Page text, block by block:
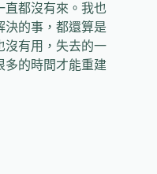
直都沒有來。我也
決的事，都還算是
有用，失去的一
多的時間才能重建